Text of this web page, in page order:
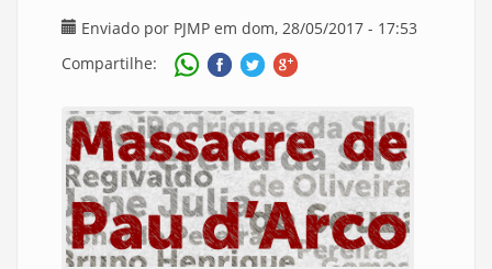
Enviado por PJMP em dom, 28/05/2017 - 17:53
Compartilhe: